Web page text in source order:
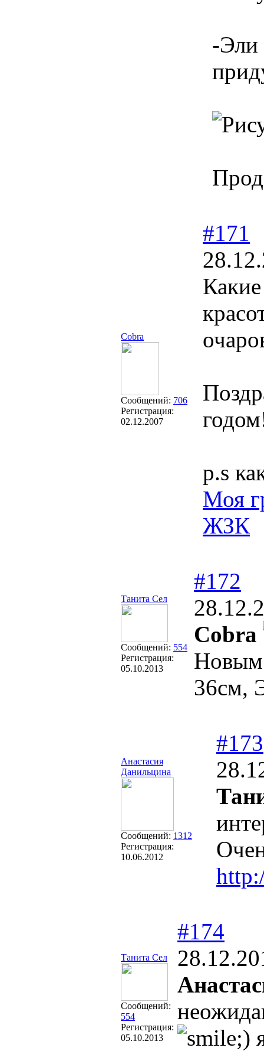
-Эли
Cobra
Сообщений: 706
Регистрация:
02.12.2007
#171
p.s
Моя
ЖЗК
Танита Сел
Сообщений: 554
Регистрация:
05.10.2013
#172
Cobra
36см,
Анастасия
Данильцина
Сообщений: 1312
Регистрация:
10.06.2012
#173
Танита Сел
Сообщений:
554
Регистрация:
05.10.2013
#174